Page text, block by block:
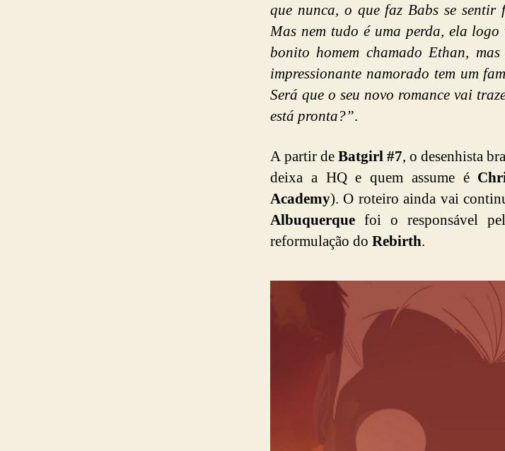
que nunca, o que faz Babs se
Mas nem tudo é uma perda, ela
bonito homem chamado Ethan,
impressionante namorado tem um
Será que o seu novo romance vai
está pronta?”.
A partir deBatgirl #7, o desenhista
deixa a HQ e quem assume é
Academy). O roteiro ainda vai
Albuquerque foi o responsável
reformulação do Rebirth.